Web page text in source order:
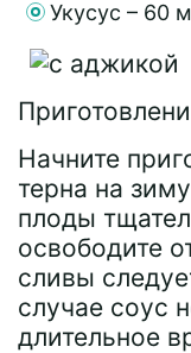
Укусус – 60
Начните
терна на
плоды
освободите
сливы
случае соус
длительное